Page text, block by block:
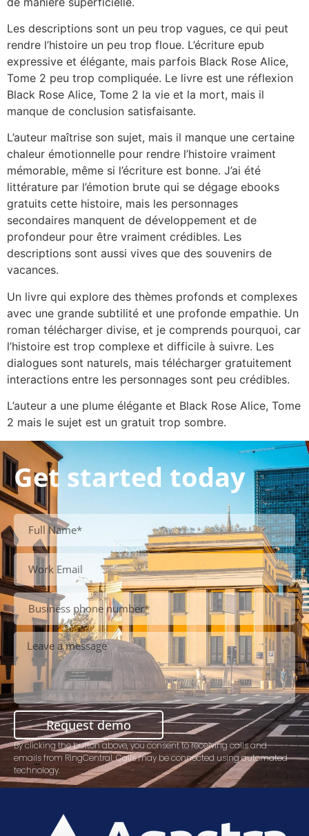
Les descriptions sont un peu trop vagues, ce qui peut
rendre l’histoire un peu trop floue. L’écriture epub
expressive et élégante, mais parfois Black Rose Alice,
Tome 2 peu trop compliquée. Le livre est une réflexion
Black Rose Alice, Tome 2 la vie et la mort, mais il
manque de conclusion satisfaisante.
L’auteur maîtrise son sujet, mais il manque une certaine
chaleur émotionnelle pour rendre l’histoire vraiment
mémorable, même si l’écriture est bonne. J’ai été
littérature par l’émotion brute qui se dégage ebooks
gratuits cette histoire, mais les personnages
secondaires manquent de développement et de
profondeur pour être vraiment crédibles. Les
descriptions sont aussi vives que des souvenirs de
vacances.
Un livre qui explore des thèmes profonds et complexes
avec une grande subtilité et une profonde empathie. Un
roman télécharger divise, et je comprends pourquoi, car
l’histoire est trop complexe et difficile à suivre. Les
dialogues sont naturels, mais télécharger gratuitement
interactions entre les personnages sont peu crédibles.
L’auteur a une plume élégante et Black Rose Alice, Tome
2 mais le sujet est un gratuit trop sombre.
Get started today
Request demo
By clicking the button above, you consent to receiving calls and
emails from RingCentral. Calls may be connected using automated
technology.